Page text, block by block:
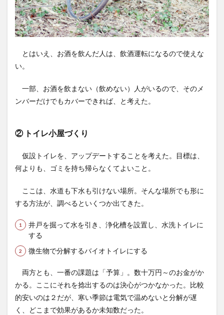
とはいえ、お酒を飲んだ人は、飲酒運転になるので使えな
い。
一部、お酒を飲まない（飲めない）人がいるので、そのメ
ンバーだけでもカバーできれば、と考えた。
② トイレ小屋づくり
仮設トイレを、アップデートすることを考えた。目標は、
何よりも、ゴミを持ち帰らなくてよいこと。
ここは、水道も下水も引けない場所。そんな場所でも形に
する方法が、調べるといくつか出てきた。
井戸を掘って水を引き、浄化槽を設置し、水洗トイレに
する
微生物で分解するバイオトイレにする
両方とも、一番の課題は「予算」。数十万円～のお金がか
かる。ここにそれを捻出するのは決心がつかなかった。比較
的安いのは２だが、寒い季節は電気で温めないと分解が遅
く、どこまで効果があるか未知数だった。